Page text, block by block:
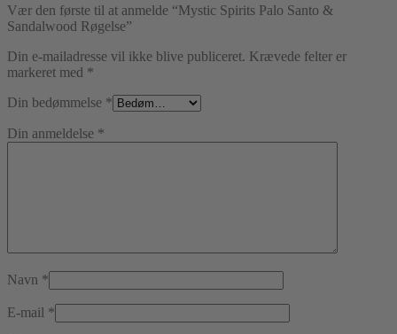
Vær den første til at anmelde “Mystic Spirits Palo Santo &
Sandalwood Røgelse”
Din e-mailadresse vil ikke blive publiceret. Krævede felter er
markeret med *
Din bedømmelse *
Din anmeldelse *
Navn *
E-mail *